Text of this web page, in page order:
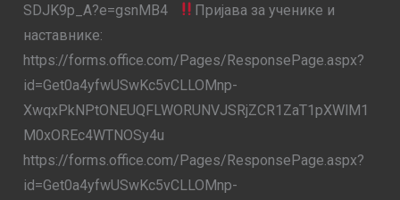
SDJK9p_A?e=gsnMB4
Пријава за ученике и
наставнике:
https://forms.office.com/Pages/ResponsePage.aspx?
id=Get0a4yfwUSwKc5vCLLOMnp-
XwqxPkNPtONEUQFLWORUNVJSRjZCR1ZaT1pXWlM1
M0xOREc4WTNOSy4u
https://forms.office.com/Pages/ResponsePage.aspx?
id=Get0a4yfwUSwKc5vCLLOMnp-